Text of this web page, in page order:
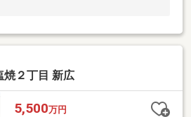
焼２丁目 新広
5,500万円